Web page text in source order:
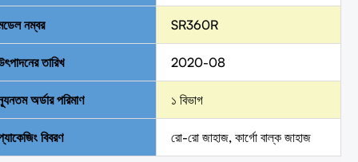
নম্বর SR360R
তারিখ 2020-08
অর্ডার পরিমাণ ১ বিভাগ
বিবরণ রো-রো জাহাজ, কার্গো বাল্ক জাহাজ